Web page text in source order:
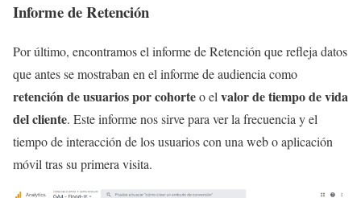
Informe de Retención
Por último, encontramos el informe de Retención que refleja datos
que antes se mostraban en el informe de audiencia como
retención de usuarios por cohorteo el valor de tiempo de vida
del cliente. Este informe nos sirve para ver la frecuencia y el
tiempo de interacción de los usuarios con una web o aplicación
móvil tras su primera visita.